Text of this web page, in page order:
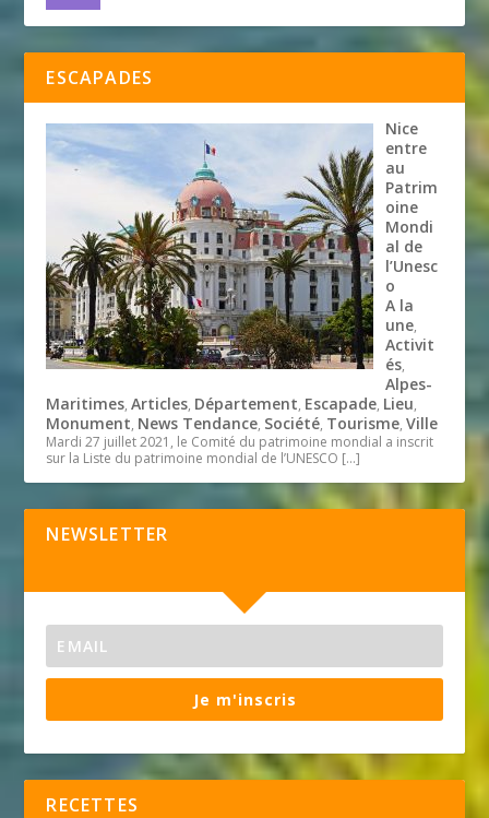
ESCAPADES
Nice
entre
au
Patrim
oine
Mondi
al de
l’Unesc
o
A la
une,
Activit
és,
Alpes-
Maritimes,Articles, Département, Escapade, Lieu,
Monument, News Tendance, Société, Tourisme,Ville
Mardi 27 juillet 2021, le Comité du patrimoine mondial a inscrit
sur la Liste du patrimoine mondial de l’UNESCO […]
NEWSLETTER
Je m'inscris
RECETTES